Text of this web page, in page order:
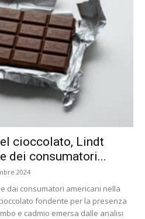
cioccolato, Lindt
dei consumatori...
2024
dai consumatori americani nella
fondente per la presenza
e cadmio emersa dalle analisi